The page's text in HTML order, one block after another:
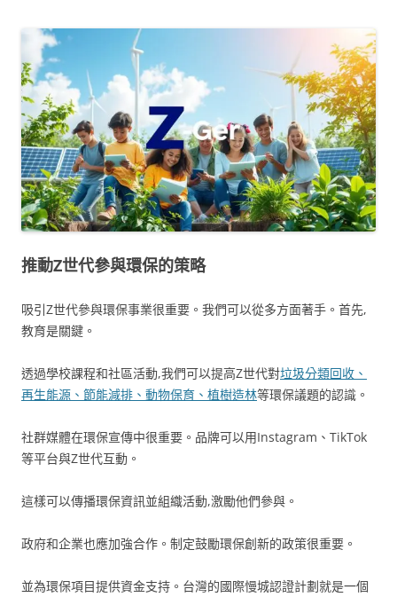
推動Z世代參與環保的策略
吸引Z世代參與環保事業很重要。我們可以從多方面著手。首先,
教育是關鍵。
透過學校課程和社區活動,我們可以提高Z世代對垃圾分類回收、
再生能源、節能減排、動物保育、植樹造林等環保議題的認識。
社群媒體在環保宣傳中很重要。品牌可以用Instagram、TikTok
等平台與Z世代互動。
這樣可以傳播環保資訊並組織活動,激勵他們參與。
政府和企業也應加強合作。制定鼓勵環保創新的政策很重要。
並為環保項目提供資金支持。台灣的國際慢城認證計劃就是一個